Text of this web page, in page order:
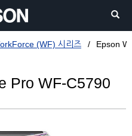
(WF) 시리즈 Epson
Pro WF-C5790